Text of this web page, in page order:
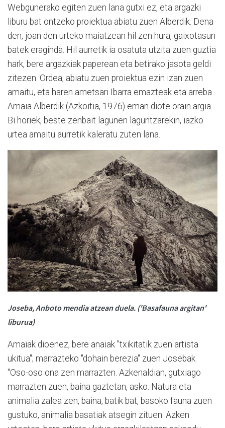
Webgunerako egiten zuen lana gutxi ez, eta argazki
liburu bat ontzeko proiektua abiatu zuen Alberdik. Dena
den, joan den urteko maiatzean hil zen hura, gaixotasun
batek eraginda. Hil aurretik ia osatuta utzita zuen guztia
hark, bere argazkiak paperean eta betirako jasota geldi
zitezen. Ordea, abiatu zuen proiektua ezin izan zuen
amaitu, eta haren ametsari Ibarra emazteak eta arreba
Amaia Alberdik (Azkoitia, 1976) eman diote orain argia.
Bi horiek, beste zenbait lagunen laguntzarekin, iazko
urtea amaitu aurretik kaleratu zuten lana.
Joseba, Anboto mendia atzean duela. ('Basafauna argitan'
liburua)
Amaiak dioenez, bere anaiak "txikitatik zuen artista
ukitua"; marrazteko "dohain berezia" zuen Josebak.
"Oso-oso ona zen marrazten. Azkenaldian, gutxiago
marrazten zuen, baina gaztetan, asko. Natura eta
animalia zalea zen, baina, batik bat, basoko fauna zuen
gustuko, animalia basatiak atsegin zituen. Azken